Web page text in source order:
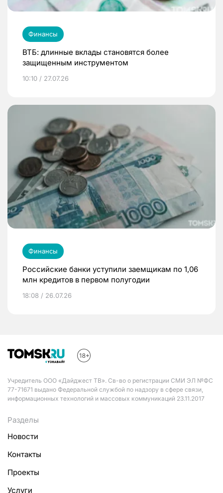
Финансы
ВТБ: длинные вклады становятся более
защищенным инструментом
10:10 / 27.07.26
Финансы
Российские банки уступили заемщикам по 1,06
млн кредитов в первом полугодии
18:08 / 26.07.26
Учредитель ООО «Дайджест ТВ». Св-во о регистрации СМИ ЭЛ №ФС
77-71671 выдано Федеральной службой по надзору в сфере связи,
информационных технологий и массовых коммуникаций 23.11.2017
Разделы
Новости
Контакты
Проекты
Услуги